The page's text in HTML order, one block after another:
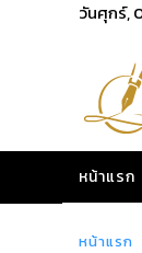
วันศุกร์,
หน้าแรก
หน้าแรก